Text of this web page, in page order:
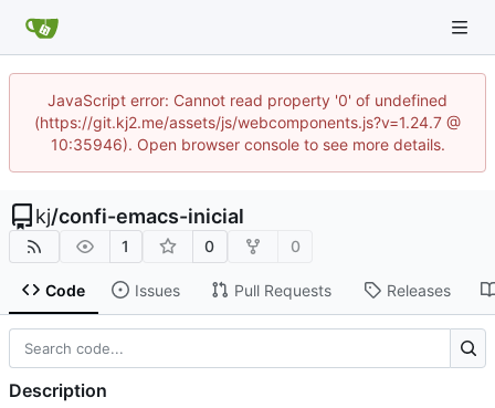
JavaScript error: Cannot read property '0' of undefined
(https://git.kj2.me/assets/js/webcomponents.js?v=1.24.7 @
10:35946). Open browser console to see more details.
kj/confi-emacs-inicial
1 0 0
Code Issues Pull Requests Releases
Description